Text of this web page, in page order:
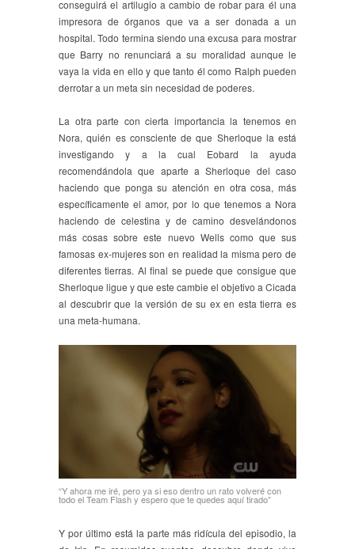
conseguirá el artilugio a cambio de robar para él una
impresora de órganos que va a ser donada a un
hospital. Todo termina siendo una excusa para mostrar
que Barry no renunciará a su moralidad aunque le
vaya la vida en ello y que tanto él como Ralph pueden
derrotar a un meta sin necesidad de poderes.
La otra parte con cierta importancia la tenemos en
Nora, quién es consciente de que Sherloque la está
investigando y a la cual Eobard la ayuda
recomendándola que aparte a Sherloque del caso
haciendo que ponga su atención en otra cosa, más
específicamente el amor, por lo que tenemos a Nora
haciendo de celestina y de camino desvelándonos
más cosas sobre este nuevo Wells como que sus
famosas ex-mujeres son en realidad la misma pero de
diferentes tierras. Al final se puede que consigue que
Sherloque ligue y que este cambie el objetivo a Cicada
al descubrir que la versión de su ex en esta tierra es
una meta-humana.
“Y ahora me iré, pero ya si eso dentro un rato volveré con
todo el Team Flash y espero que te quedes aquí tirado”
Y por último está la parte más ridícula del episodio, la